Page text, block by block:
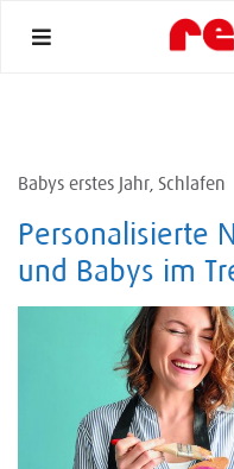
Babys erstes Jahr, Schlafen
​Personalisierte
und Babys im